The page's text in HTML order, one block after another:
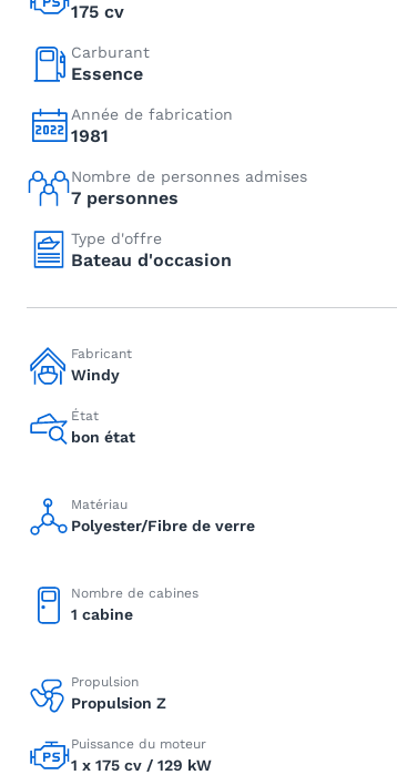
175 cv
Carburant
Essence
Année de fabrication
1981
Nombre de personnes admises
7 personnes
Type d'offre
Bateau d'occasion
Fabricant
Windy
État
bon état
Matériau
Polyester/Fibre de verre
Nombre de cabines
1 cabine
Propulsion
Propulsion Z
Puissance du moteur
1 x 175 cv / 129 kW